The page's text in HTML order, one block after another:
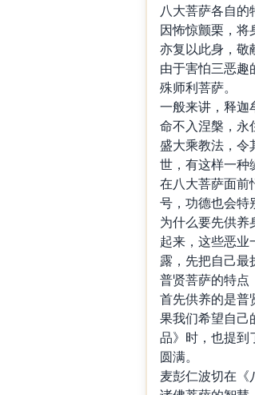
八大菩萨各自的
因怖惊颤栗，将
亦复以此身，敬
由于害怕三恶
殊师利菩萨。
一般来讲，释迦
命不入涅槃，永
盛大乘教法，
世，有这样一种
在八大菩萨面前
号，功德也会特
为什么要先供
起来，这些恶
露，先把自己最
普贤菩萨的特点
首先供养的是普
果我们希望自己
品》时，也提到
圆满。
麦彭仁波切在